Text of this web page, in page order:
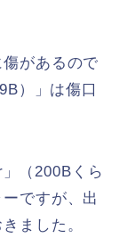
があるので
）」は傷口
（200Bくら
ですが、出
ました。